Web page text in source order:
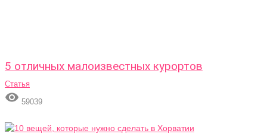
5 отличных малоизвестных курортов
Статья
 59039